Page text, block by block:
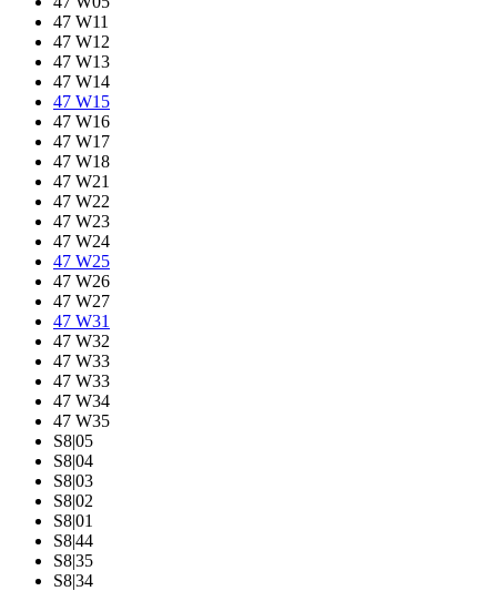
47 W11
47 W12
47 W13
47 W14
47 W15
47 W16
47 W17
47 W18
47 W21
47 W22
47 W23
47 W24
47 W25
47 W26
47 W27
47 W31
47 W32
47 W33
47 W33
47 W34
47 W35
S8|05
S8|04
S8|03
S8|02
S8|01
S8|44
S8|35
S8|34